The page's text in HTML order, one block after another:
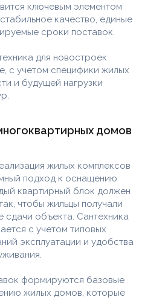
ключевым элементом
качество, единые
сроки поставок.
для новостроек
с учетом специфики жилых
и будущей нагрузки
домов
жилых комплексов
подход к оснащению
квартирный блок должен
чтобы жильцы получали
сдачи объекта. Сантехника
с учетом типовых
эксплуатации и удобства
формируются базовые
жилых домов, которые